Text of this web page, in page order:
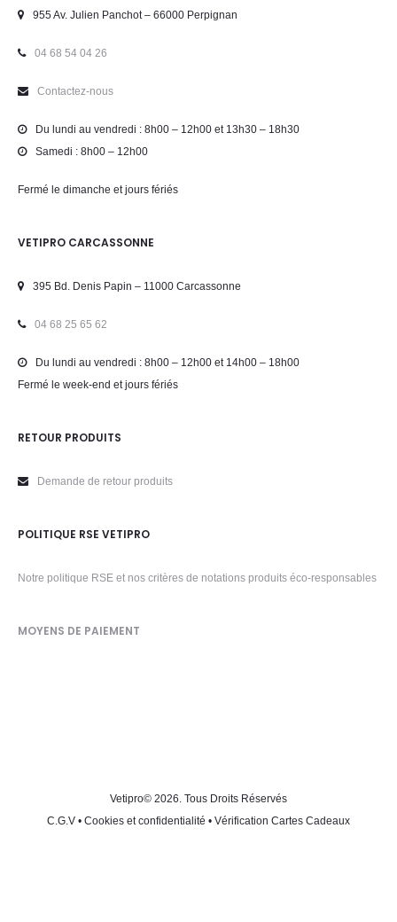
955 Av. Julien Panchot – 66000 Perpignan
04 68 54 04 26
Contactez-nous
Du lundi au vendredi : 8h00 – 12h00 et 13h30 – 18h30
Samedi : 8h00 – 12h00
Fermé le dimanche et jours fériés
VETIPRO CARCASSONNE
395 Bd. Denis Papin – 11000 Carcassonne
04 68 25 65 62
Du lundi au vendredi : 8h00 – 12h00 et 14h00 – 18h00
Fermé le week-end et jours fériés
RETOUR PRODUITS
Demande de retour produits
POLITIQUE RSE VETIPRO
Notre politique RSE et nos critères de notations produits éco-responsables
MOYENS DE PAIEMENT
Vetipro© 2026. Tous Droits Réservés
C.G.V • Cookies et confidentialité • Vérification Cartes Cadeaux